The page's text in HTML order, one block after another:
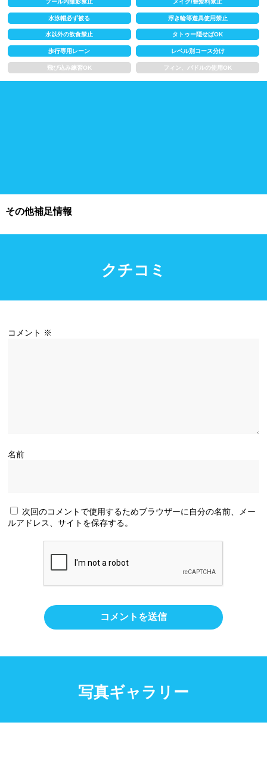
プール内撮影禁止 メイク/整髪料禁止
水泳帽必ず被る 浮き輪等遊具使用禁止
水以外の飲食禁止 タトゥー隠せばOK
歩行専用レーン レベル別コース分け
飛び込み練習OK フィン、パドルの使用OK
その他補足情報
クチコミ
コメント ※
名前
次回のコメントで使用するためブラウザーに自分の名前、メー
ルアドレス、サイトを保存する。
写真ギャラリー
浮き輪類 水泳帽、ゴーグル
施設利用
都度利用可能 会員制